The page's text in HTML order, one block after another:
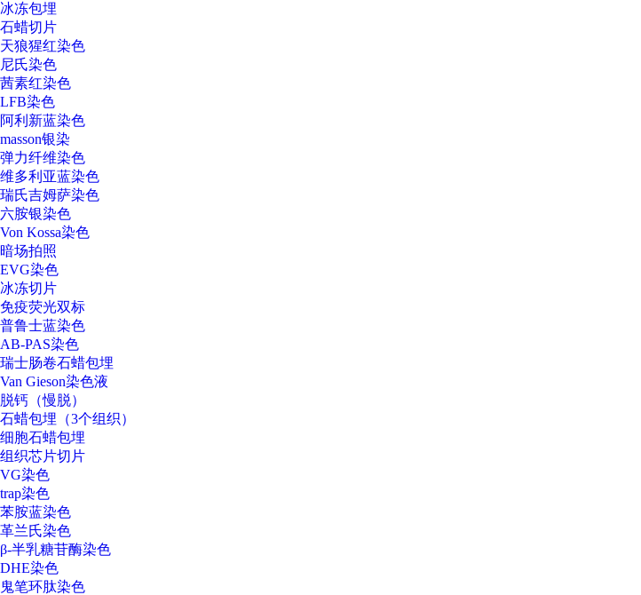
冰冻包埋
石蜡切片
天狼猩红染色
尼氏染色
茜素红染色
LFB染色
阿利新蓝染色
masson银染
弹力纤维染色
维多利亚蓝染色
瑞氏吉姆萨染色
六胺银染色
Von Kossa染色
暗场拍照
EVG染色
冰冻切片
免疫荧光双标
普鲁士蓝染色
AB-PAS染色
瑞士肠卷石蜡包埋
Van Gieson染色液
脱钙（慢脱）
石蜡包埋（3个组织）
细胞石蜡包埋
组织芯片切片
VG染色
trap染色
苯胺蓝染色
革兰氏染色
β-半乳糖苷酶染色
DHE染色
鬼笔环肽染色